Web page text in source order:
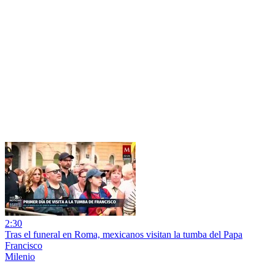
2:30
Tras el funeral en Roma, mexicanos visitan la tumba del Papa
Francisco
Milenio